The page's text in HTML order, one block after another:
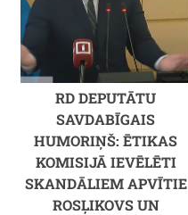
RD DEPUTĀTU
SAVDABĪGAIS
HUMORIŅŠ: ĒTIKAS
KOMISIJĀ IEVĒLĒTI
SKANDĀLIEM APVĪTIE
ROSĻIKOVS UN